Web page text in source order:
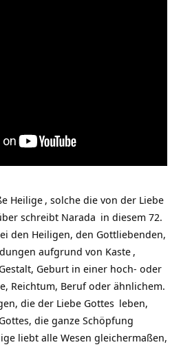
Heilige , solche die von der Liebe
schreibt Narada in diesem 72.
den Heiligen, den Gottliebenden,
aufgrund von Kaste ,
Geburt in einer hoch- oder
Reichtum, Beruf oder ähnlichem.
die der Liebe Gottes leben,
die ganze Schöpfung
liebt alle Wesen gleichermaßen,